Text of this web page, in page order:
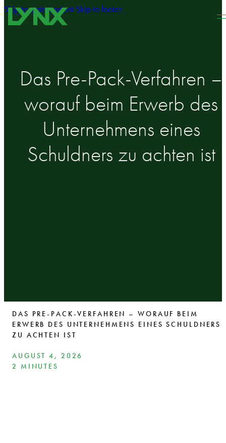
Skip to main content Skip to footer
Das Pre-Pack-Verfahren –
worauf beim Erwerb des
Unternehmens eines
Schuldners zu achten ist
DAS PRE-PACK-VERFAHREN – WORAUF BEIM
ERWERB DES UNTERNEHMENS EINES SCHULDNERS
ZU ACHTEN IST
AUGUST 4, 2026
2 MINUTES